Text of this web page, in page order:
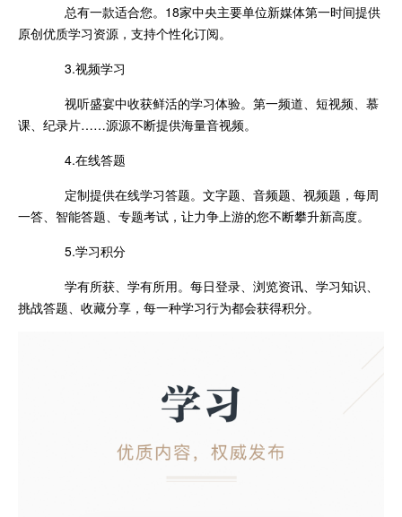
总有一款适合您。18家中央主要单位新媒体第一时间提供
原创优质学习资源，支持个性化订阅。
3.视频学习
视听盛宴中收获鲜活的学习体验。第一频道、短视频、慕
课、纪录片……源源不断提供海量音视频。
4.在线答题
定制提供在线学习答题。文字题、音频题、视频题，每周
一答、智能答题、专题考试，让力争上游的您不断攀升新高度。
5.学习积分
学有所获、学有所用。每日登录、浏览资讯、学习知识、
挑战答题、收藏分享，每一种学习行为都会获得积分。